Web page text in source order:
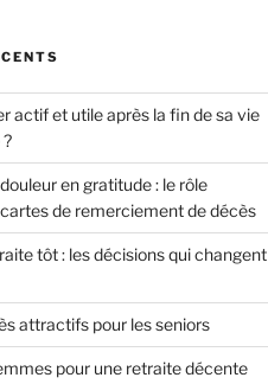
actif et utile après la fin de sa vie
en gratitude : le rôle
de remerciement de décès
tôt : les décisions qui changent
attractifs pour les seniors
pour une retraite décente